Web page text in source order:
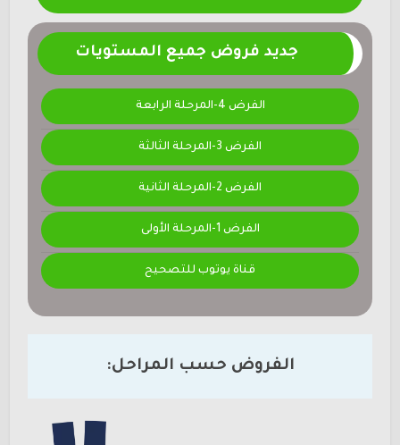
جديد فروض جميع المستويات
الفرض 4-المرحلة الرابعة
الفرض 3-المرحلة الثالثة
الفرض 2-المرحلة الثانية
الفرض 1-المرحلة الأولى
قناة يوتوب للتصحيح
الفروض حسب المراحل: